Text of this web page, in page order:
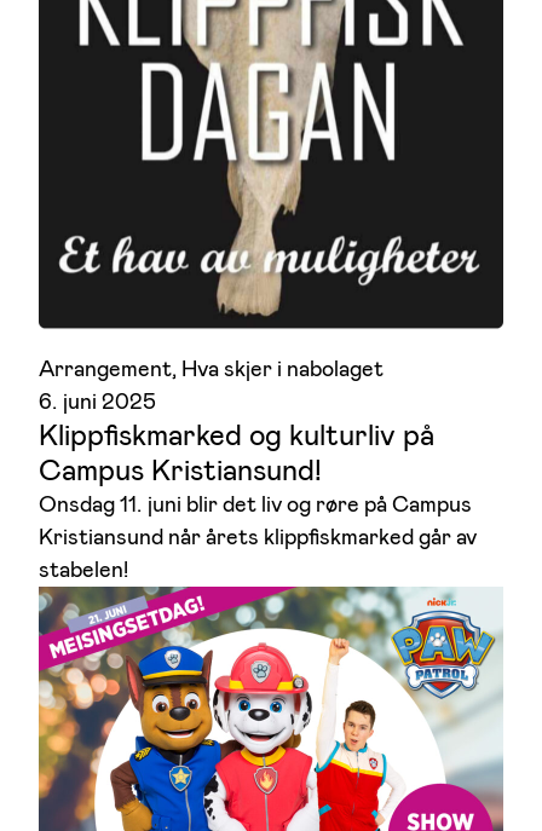
Arrangement, Hva skjer i nabolaget
6. juni 2025
Klippfiskmarked og kulturliv på
Campus Kristiansund!
Onsdag 11. juni blir det liv og røre på Campus
Kristiansund når årets klippfiskmarked går av
stabelen!